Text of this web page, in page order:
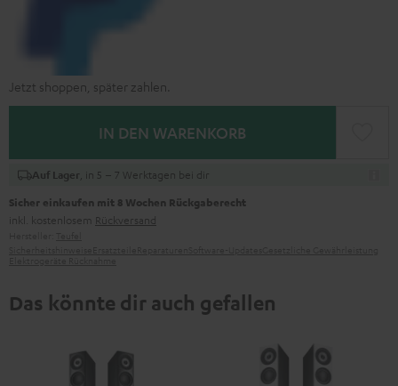
Jetzt shoppen, später zahlen.
IN DEN WARENKORB
Auf Lager , in 5 – 7 Werktagen bei dir
Sicher einkaufen mit 8 Wochen Rückgaberecht
inkl. kostenlosem Rückversand
Das könnte dir auch gefallen